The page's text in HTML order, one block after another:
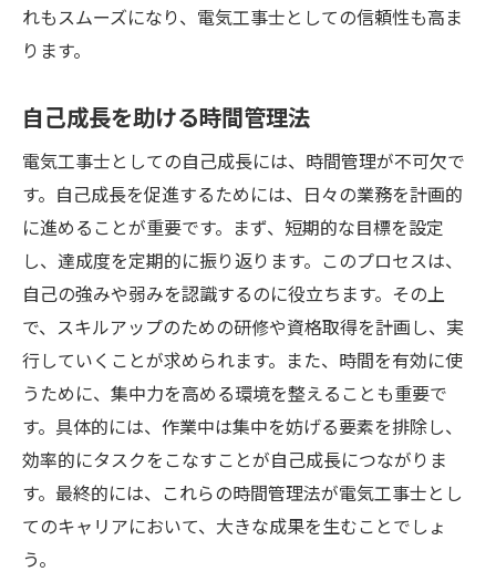
れもスムーズになり、電気工事士としての信頼性も高ま
ります。
自己成長を助ける時間管理法
電気工事士としての自己成長には、時間管理が不可欠で
す。自己成長を促進するためには、日々の業務を計画的
に進めることが重要です。まず、短期的な目標を設定
し、達成度を定期的に振り返ります。このプロセスは、
自己の強みや弱みを認識するのに役立ちます。その上
で、スキルアップのための研修や資格取得を計画し、実
行していくことが求められます。また、時間を有効に使
うために、集中力を高める環境を整えることも重要で
す。具体的には、作業中は集中を妨げる要素を排除し、
効率的にタスクをこなすことが自己成長につながりま
す。最終的には、これらの時間管理法が電気工事士とし
てのキャリアにおいて、大きな成果を生むことでしょ
う。